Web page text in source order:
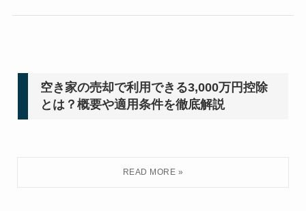
空き家の売却で利用できる3,000万円控除
とは？概要や適用条件を徹底解説